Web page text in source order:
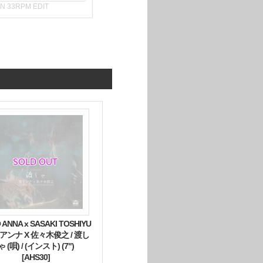
33RPM EDIT
ANNA x SASAKI TOSHIYU
ンナ X 佐々木俊之 / 渡し
(唄) / (インスト) (7")
[AHS30]